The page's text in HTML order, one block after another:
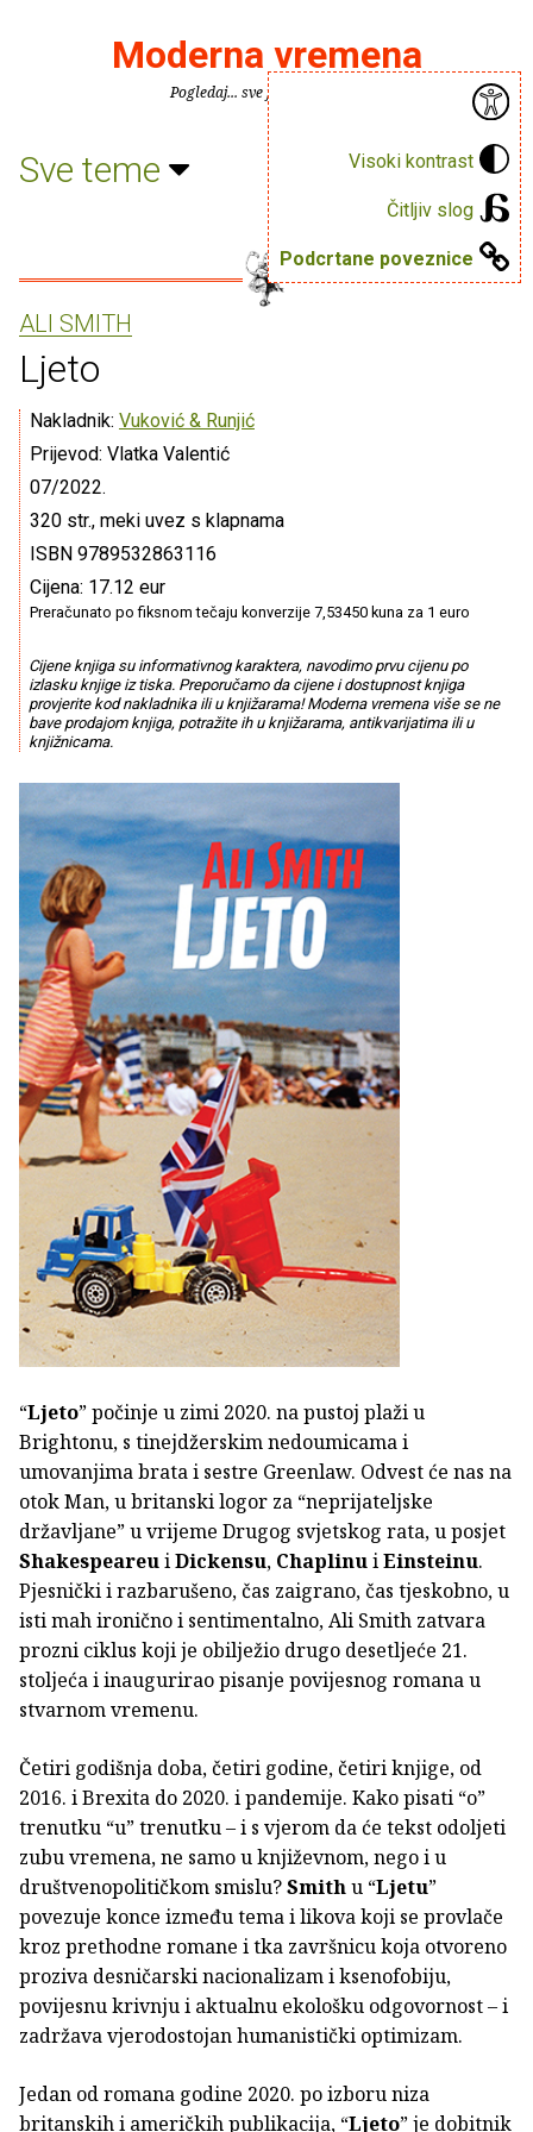
Visoki kontrast
Čitljiv slog
Podcrtane poveznice
Moderna vremena
Pogledaj... sve je puno knjiga.
Sve teme
ALI SMITH
Ljeto
Nakladnik: Vuković & Runjić
Prijevod: Vlatka Valentić
07/2022.
320 str., meki uvez s klapnama
ISBN 9789532863116
Cijena: 17.12 eur
Preračunato po fiksnom tečaju konverzije 7,53450 kuna za 1 euro
Cijene knjiga su informativnog karaktera, navodimo prvu cijenu po
izlasku knjige iz tiska. Preporučamo da cijene i dostupnost knjiga
provjerite kod nakladnika ili u knjižarama! Moderna vremena više se ne
bave prodajom knjiga, potražite ih u knjižarama, antikvarijatima ili u
knjižnicama.
“Ljeto” počinje u zimi 2020. na pustoj plaži u
Brightonu, s tinejdžerskim nedoumicama i
umovanjima brata i sestre Greenlaw. Odvest će nas na
otok Man, u britanski logor za “neprijateljske
državljane” u vrijeme Drugog svjetskog rata, u posjet
ShakespeareuiDickensu, ChaplinuiEinsteinu.
Pjesnički i razbarušeno, čas zaigrano, čas tjeskobno, u
isti mah ironično i sentimentalno, Ali Smith zatvara
prozni ciklus koji je obilježio drugo desetljeće 21.
stoljeća i inaugurirao pisanje povijesnog romana u
stvarnom vremenu.
Četiri godišnja doba, četiri godine, četiri knjige, od
2016. i Brexita do 2020. i pandemije. Kako pisati “o”
trenutku “u” trenutku – i s vjerom da će tekst odoljeti
zubu vremena, ne samo u književnom, nego i u
društvenopolitičkom smislu?Smithu “Ljetu”
povezuje konce između tema i likova koji se provlače
kroz prethodne romane i tka završnicu koja otvoreno
proziva desničarski nacionalizam i ksenofobiju,
povijesnu krivnju i aktualnu ekološku odgovornost – i
zadržava vjerodostojan humanistički optimizam.
Jedan od romana godine 2020. po izboru niza
britanskih i američkih publikacija, “Ljeto” je dobitnik